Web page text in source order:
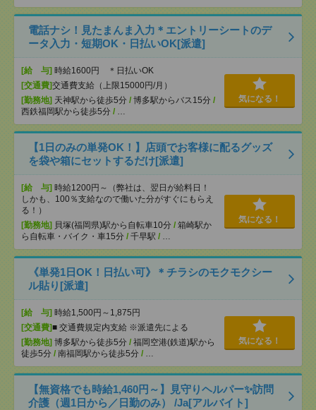
電話ナシ！見たまんま入力＊エントリーシートのデ
ータ入力・短期OK・日払いOK[派遣]
[給 与] 時給1600円 ＊日払いOK
[交通費]交通費支給（上限15000円/月）
[勤務地] 天神駅から徒歩5分 / 博多駅からバス15分 /
西鉄福岡駅から徒歩5分 / …
気になる！
【1日のみの単発OK！】店頭でお客様に配るグッズ
を袋や箱にセットするだけ[派遣]
[給 与] 時給1200円～（弊社は、翌日が給料日！
しかも、100％支給なので働いた分がすぐにもらえ
る！）
[勤務地] 貝塚(福岡県)駅から自転車10分 / 箱崎駅か
ら自転車・バイク・車15分 / 千早駅 / …
気になる！
《単発1日OK！日払い可》＊チラシのモクモクシー
ル貼り[派遣]
[給 与] 時給1,500円～1,875円
[交通費]■ 交通費規定内支給 ※派遣先による
[勤務地] 博多駅から徒歩5分 / 福岡空港(鉄道)駅から
徒歩5分 / 南福岡駅から徒歩5分 / …
気になる！
【無資格でも時給1,460円～】見守りヘルパー✨訪問
介護（週1日から／日勤のみ） /Ja[アルバイト]